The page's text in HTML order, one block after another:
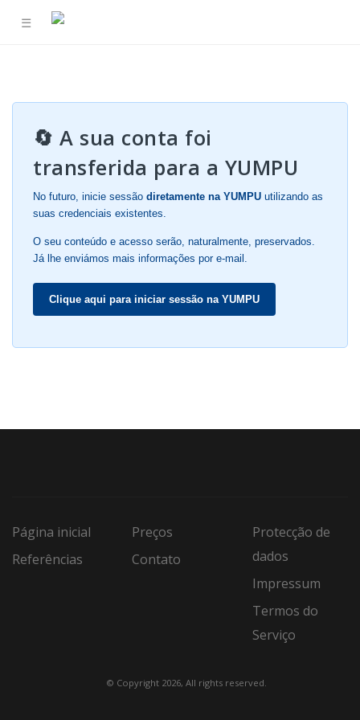
☰
🔄 A sua conta foi
transferida para a YUMPU
No futuro, inicie sessão diretamente na YUMPU utilizando as
suas credenciais existentes.
O seu conteúdo e acesso serão, naturalmente, preservados.
Já lhe enviámos mais informações por e-mail.
Clique aqui para iniciar sessão na YUMPU
Página inicial
Referências
Preços
Contato
Protecção de
dados
Impressum
Termos do
Serviço
© Copyright 2026, All rights reserved.